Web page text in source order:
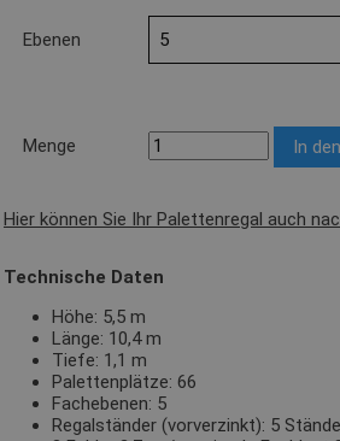
Ebenen
Menge
Hier können Sie Ihr Palettenregal auch
Technische Daten
Höhe: 5,5 m
Länge: 10,4 m
Tiefe: 1,1 m
Palettenplätze: 66
Fachebenen: 5
Regalständer (vorverzinkt): 5